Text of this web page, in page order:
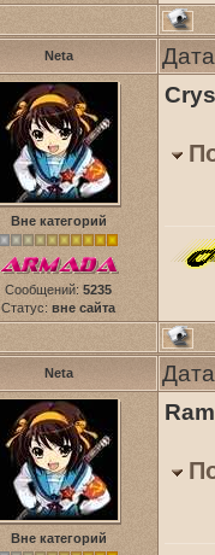
Neta
Вне категорий
Сообщений: 5235
Статус: вне сайта
Neta
Вне категорий